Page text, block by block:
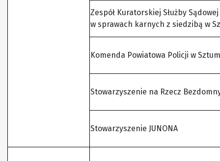
Zespół Kuratorskiej Służby
w sprawach karnych z siedzibą w
Komenda Powiatowa Policji w
Stowarzyszenie na Rzecz
Stowarzyszenie JUNONA